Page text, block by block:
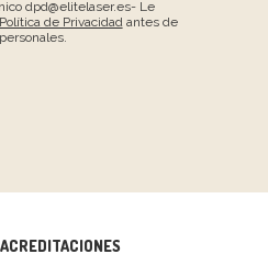
dpd@elitelaser.es- Le
Política de Privacidadantes de